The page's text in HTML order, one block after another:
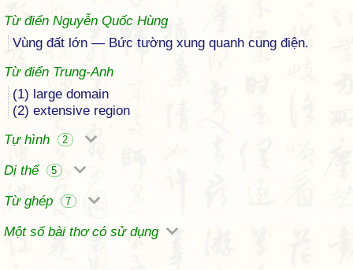
Từ điển Nguyễn Quốc Hùng
Vùng đất lớn — Bức tường xung quanh cung điện.
Từ điển Trung-Anh
(1) large domain
(2) extensive region
Tự hình
2
Dị thể 5
Từ ghép 7
Một số bài thơ có sử dụng